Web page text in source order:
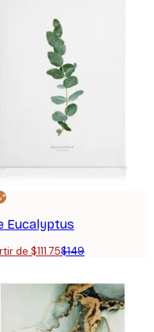
Eucalyptus
de $111.75$149